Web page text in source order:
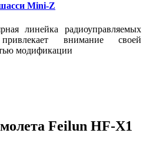
Mini-Z
линейка радиоуправляемых
внимание своей
модификации
Feilun HF-X1